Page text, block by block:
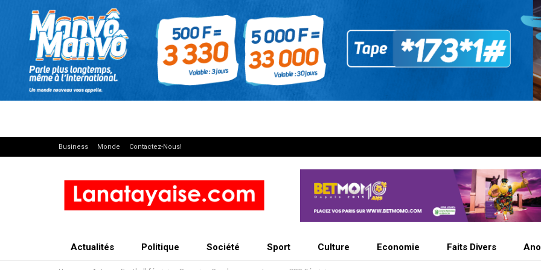
Business Monde Contactez-Nous!
Actualités Politique Société Sport Culture Economie Faits Divers